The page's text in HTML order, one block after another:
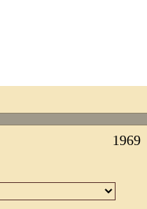
1969